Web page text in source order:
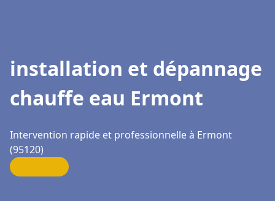
installation et dépannage
chauffe eau Ermont
Intervention rapide et professionnelle à Ermont
(95120)